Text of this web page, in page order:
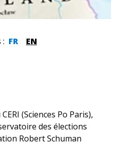
: FR EN
(Sciences Po Paris),
des élections
Robert Schuman